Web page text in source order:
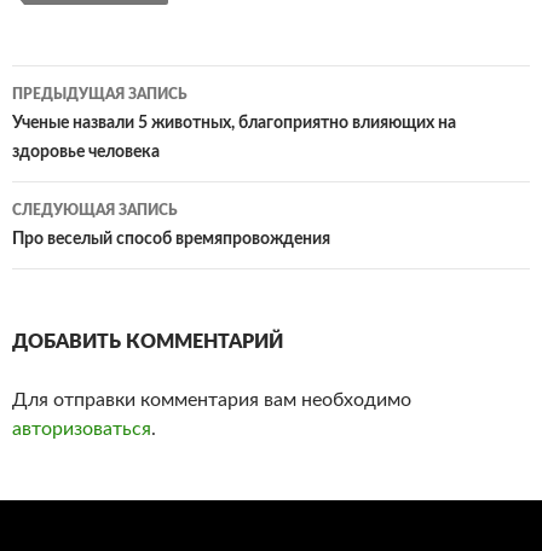
Навигация
по
записям
ПРЕДЫДУЩАЯ ЗАПИСЬ
Ученые назвали 5 животных, благоприятно влияющих на
здоровье человека‍
СЛЕДУЮЩАЯ ЗАПИСЬ
Про веселый способ времяпровождения
ДОБАВИТЬ КОММЕНТАРИЙ
Для отправки комментария вам необходимо
авторизоваться.